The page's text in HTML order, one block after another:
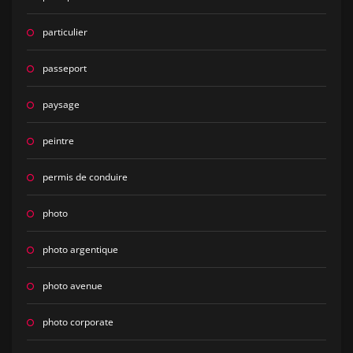
particulier
passeport
paysage
peintre
permis de conduire
photo
photo argentique
photo avenue
photo corporate